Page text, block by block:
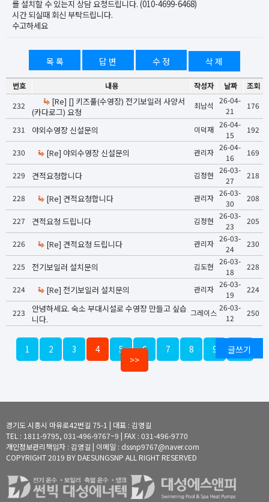
를 설치할 수 있는지 상담 요청드립니다. (010-4699-6468)
시간 되실때 회신 부탁드립니다.
수고하세요
목 록 답 변 수 정 삭 제
번호 내용 작성자 날짜
조회
232
[Re] [] 키즈풀(수영장) 전기보일러 사양서
(카다로그) 요청
최남석
26-04-
21
176
231 야외수영장 신설문의 이덕재
26-04-
15
192
230 [Re] 야외수영장 신설문의 관리자
26-04-
16
169
229 견적요청합니다 김정현
26-03-
27
218
228 [Re] 견적요청합니다 관리자
26-03-
30
208
227 견적요청 드립니다 김정현
26-03-
23
205
226 [Re] 견적요청 드립니다 관리자
26-03-
24
230
225 전기보일러 설치문의 김도현
26-03-
18
228
224 [Re] 전기보일러 설치문의 관리자
26-03-
19
224
223
안녕하세요. 숙소 부대시설로 수영장 만들고 싶습
니다.
그레이스
26-03-
12
250
1 2 3 4 5 6 7 8 9
10
>>
글쓰기
경기도 시흥시 마유로42번길 75-1 | 대표 : 김영길
TEL : 1811-9795, 031-496-9767~9 | FAX : 031-496-9770
개인정보관리책임자 : 김영길 | 이메일 : dssnp9767@naver.com
COPYRIGHT 2019 BY DAESUNGSNP ALL RIGHT RESERVED